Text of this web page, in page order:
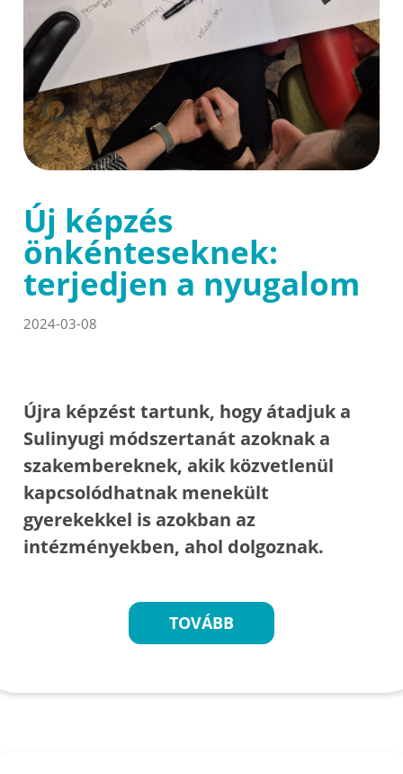
Új képzés
önkénteseknek:
terjedjen a nyugalom
2024-03-08
Újra képzést tartunk, hogy átadjuk a
Sulinyugi módszertanát azoknak a
szakembereknek, akik közvetlenül
kapcsolódhatnak menekült
gyerekekkel is azokban az
intézményekben, ahol dolgoznak.
TOVÁBB